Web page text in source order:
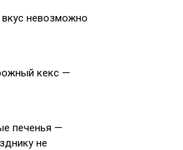
невозможно
кекс —
печенья —
не